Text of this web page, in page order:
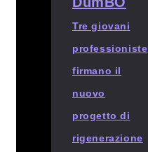
Tre giovani
professioniste
firmano il
nuovo
progetto di
rigenerazione